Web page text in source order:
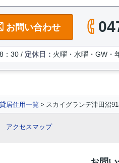
お問い合わせ
：30 / 定休日： 火曜・水曜・GW・
居住用一覧 スカイグランデ津田沼
アクセスマップ